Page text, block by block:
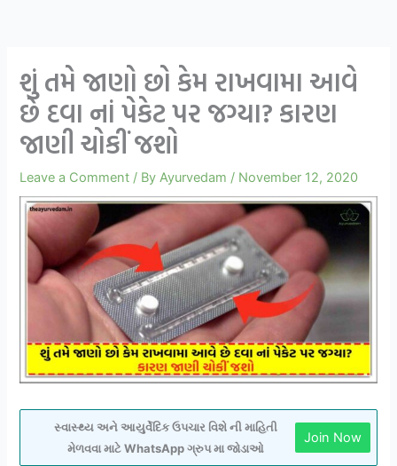
શું તમે જાણો છો કેમ રાખવામા આવે
છે દવા નાં પેકેટ પર જગ્યા? કારણ
જાણી ચોકીં જશો
Leave a Comment / ByAyurvedam / November 12, 2020
સ્વાસ્થ્ય અને આયુર્વેદિક ઉપચાર વિશે ની માહિતી
મેળવવા માટે WhatsApp ગ્રુપ મા જોડાઓ
Join Now